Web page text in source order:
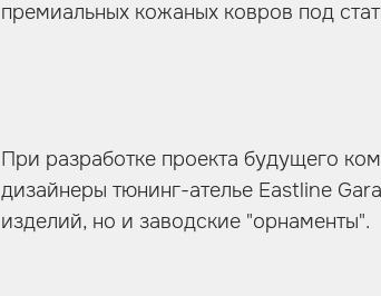
премиальных кожаных ковров под
При разработке проекта будущего
дизайнеры тюнинг-ателье Eastline
изделий, но и заводские "орнаменты".